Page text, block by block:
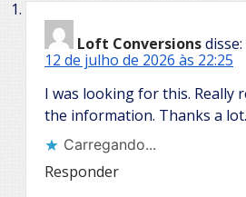
Loft Conversionsdisse:
12 de julho de 2026 às 22:25
I was looking for this. Really
the information. Thanks a lot.
Carregando...
Responder